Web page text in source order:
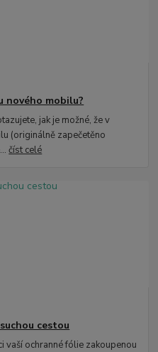
nového mobilu?
jak je možné, že v
(originálně zapečetěno
číst celé
cestou
ochranné fólie zakoupenou